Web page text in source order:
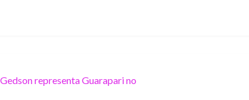
representa Guarapari no